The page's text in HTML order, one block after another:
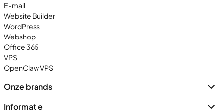
E-mail
Website Builder
WordPress
Webshop
Office 365
VPS
OpenClaw VPS
Onze brands
Informatie